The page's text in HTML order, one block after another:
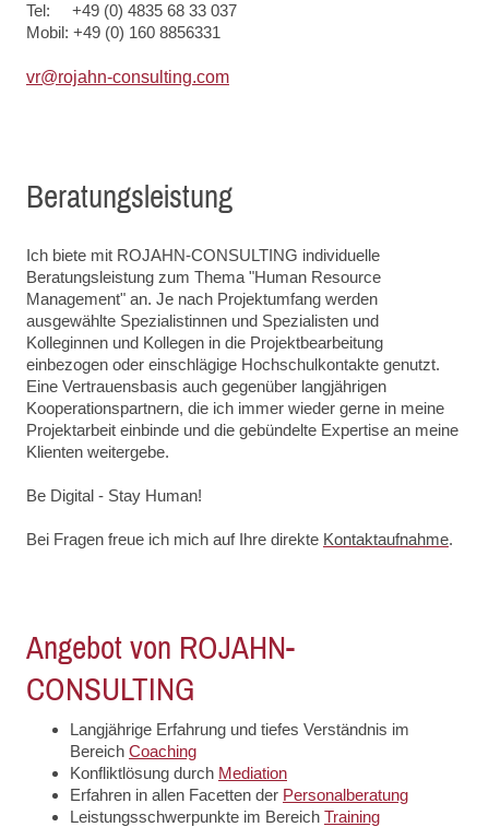
Tel: +49 (0) 4835 68 33 037
Mobil: +49 (0) 160 8856331
vr@rojahn-consulting.com
Beratungsleistung
Ich biete mit ROJAHN-CONSULTING individuelle
Beratungsleistung zum Thema "Human Resource
Management" an. Je nach Projektumfang werden
ausgewählte Spezialistinnen und Spezialisten und
Kolleginnen und Kollegen in die Projektbearbeitung
einbezogen oder einschlägige Hochschulkontakte genutzt.
Eine Vertrauensbasis auch gegenüber langjährigen
Kooperationspartnern, die ich immer wieder gerne in meine
Projektarbeit einbinde und die gebündelte Expertise an meine
Klienten weitergebe.
Be Digital - Stay Human!
Bei Fragen freue ich mich auf Ihre direkte Kontaktaufnahme.
Angebot von ROJAHN-
CONSULTING
Langjährige Erfahrung und tiefes Verständnis im
Bereich Coaching
Konfliktlösung durch Mediation
Erfahren in allen Facetten der Personalberatung
Leistungsschwerpunkte im Bereich Training